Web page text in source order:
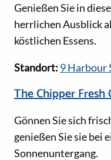
Genießen Sie in
herrlichen Ausblick
köstlichen Essens.
Standort: 9 Harbour
The Chipper Fresh
Gönnen Sie sich
genießen Sie sie bei
Sonnenuntergang.